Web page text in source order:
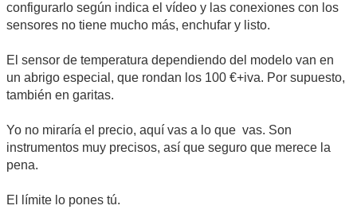
configurarlo según indica el vídeo y las conexiones con los
sensores no tiene mucho más, enchufar y listo.
El sensor de temperatura dependiendo del modelo van en
un abrigo especial, que rondan los 100 €+iva. Por supuesto,
también en garitas.
Yo no miraría el precio, aquí vas a lo que vas. Son
instrumentos muy precisos, así que seguro que merece la
pena.
El límite lo pones tú.